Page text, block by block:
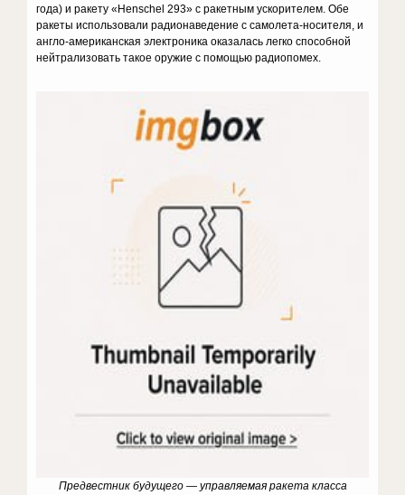
года) и ракету «Henschel 293» с ракетным ускорителем. Обе
ракеты использовали радионаведение с самолета-носителя, и
англо-американская электроника оказалась легко способной
нейтрализовать такое оружие с помощью радиопомех.
Предвестник будущего — управляемая ракета класса